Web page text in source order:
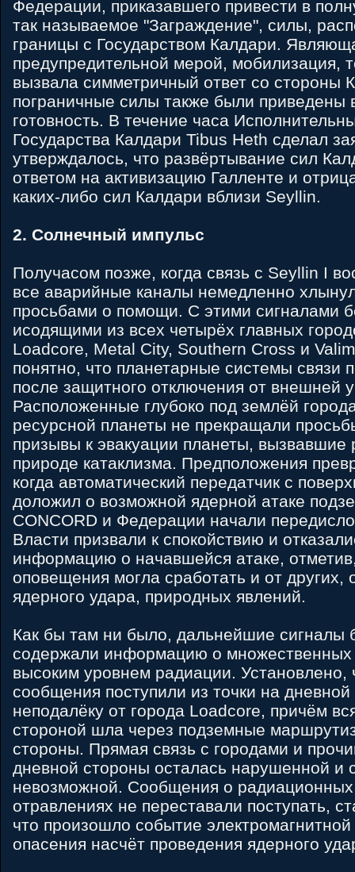
Федерации, приказавшего привести в
так называемое "Заграждение", силы,
границы с Государством Калдари.
предупредительной мерой, мобилизация,
вызвала симметричный ответ со стороны
пограничные силы также были приведены
готовность. В течение часа
Государства Калдари Tibus Heth сделал
утверждалось, что развёртывание сил
ответом на активизацию Галленте и
каких-либо сил Калдари вблизи Seyllin.
2. Солнечный импульс
Получасом позже, когда связь с Seyllin I
все аварийные каналы немедленно
просьбами о помощи. С этими сигналами
исодящими из всех четырёх главных
Loadcore, Metal City, Southern Cross и
понятно, что планетарные системы связи
после защитного отключения от внешней
Расположенные глубоко под землёй
ресурсной планеты не прекращали
призывы к эвакуации планеты,
природе катаклизма. Предположения
когда автоматический передатчик с
доложил о возможной ядерной атаке
CONCORD и Федерации начали
Власти призвали к спокойствию и
информацию о начавшейся атаке,
оповещения могла сработать и от других,
ядерного удара, природных явлений.
Как бы там ни было, дальнейшие сигналы
содержали информацию о множественных
высоким уровнем радиации. Установлено,
сообщения поступили из точки на
неподалёку от города Loadcore, причём
стороной шла через подземные
стороны. Прямая связь с городами и
дневной стороны осталась нарушенной и
невозможной. Сообщения о радиационных
отравлениях не переставали поступать,
что произошло событие
опасения насчёт проведения ядерного